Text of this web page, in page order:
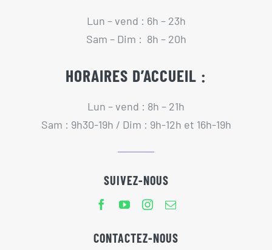
Lun – vend : 6h – 23h
Sam – Dim : 8h – 20h
HORAIRES D’ACCUEIL :
Lun – vend : 8h – 21h
Sam : 9h30-19h / Dim : 9h-12h et 16h-19h
SUIVEZ-NOUS
CONTACTEZ-NOUS